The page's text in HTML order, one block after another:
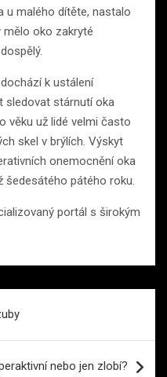
u malého dítěte, nastalo
mělo oko zakryté
k ustálení
sledovat stárnutí oka
věku už lidé velmi často
skel v brýlích. Výskyt
onemocnění oka
pátého roku.
portál s širokým
nebo jen zlobí?